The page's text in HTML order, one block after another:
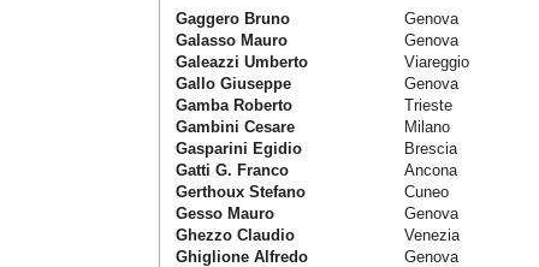
Gaggero Bruno
Genova
Galasso Mauro
Genova
Galeazzi Umberto
Viareggio
Gallo Giuseppe
Genova
Gamba Roberto
Trieste
Gambini Cesare
Milano
Gasparini Egidio
Brescia
Gatti G. Franco
Ancona
Gerthoux Stefano
Cuneo
Gesso Mauro
Genova
Ghezzo Claudio
Venezia
Ghiglione Alfredo
Genova